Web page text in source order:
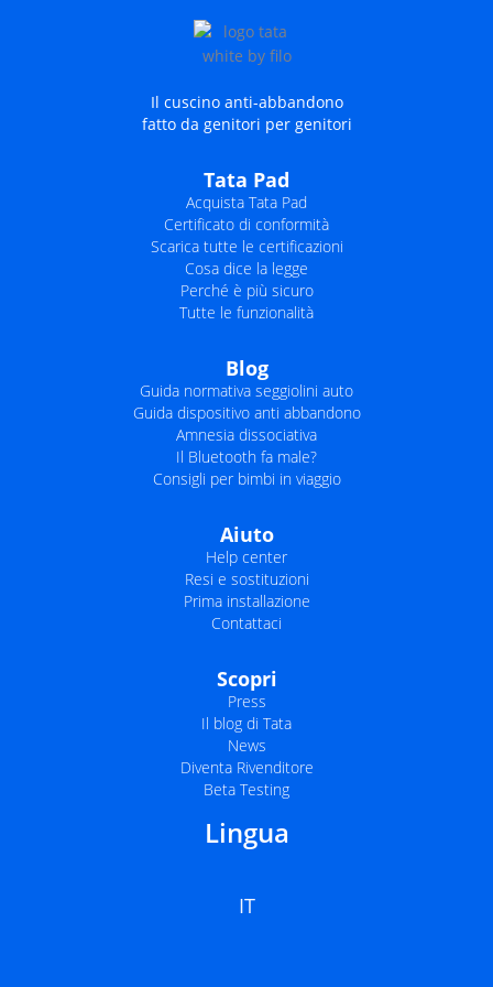
Il cuscino anti-abbandono
fatto da genitori per genitori
Tata Pad
Acquista Tata Pad
Certificato di conformità
Scarica tutte le certificazioni
Cosa dice la legge
Perché è più sicuro
Tutte le funzionalità
Blog
Guida normativa seggiolini auto
Guida dispositivo anti abbandono
Amnesia dissociativa
Il Bluetooth fa male?
Consigli per bimbi in viaggio
Aiuto
Help center
Resi e sostituzioni
Prima installazione
Contattaci
Scopri
Press
Il blog di Tata
News
Diventa Rivenditore
Beta Testing
Lingua
IT